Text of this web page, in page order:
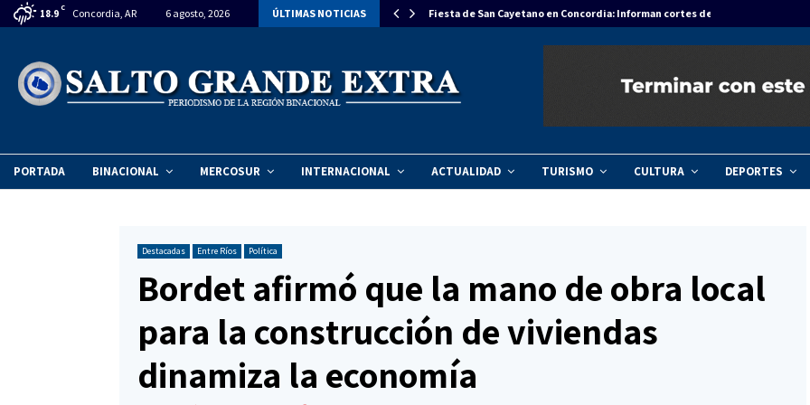
18.9 C Concordia, AR 6 agosto, 2026 ÚLTIMAS NOTICIAS
declarar la emergencia ambiental en el Vertedero Municipal de… Fiesta de San Cayetano en Concordia: Informan cortes de tránsito…
PORTADA BINACIONAL MERCOSUR INTERNACIONAL ACTUALIDAD TURISMO CULTURA DEPORTES
Destacadas Entre Ríos Política
Bordet afirmó que la mano de obra local
para la construcción de viviendas
dinamiza la economía